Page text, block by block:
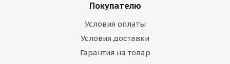
Покупателю
Условия оплаты
Условия доставки
Гарантия на товар